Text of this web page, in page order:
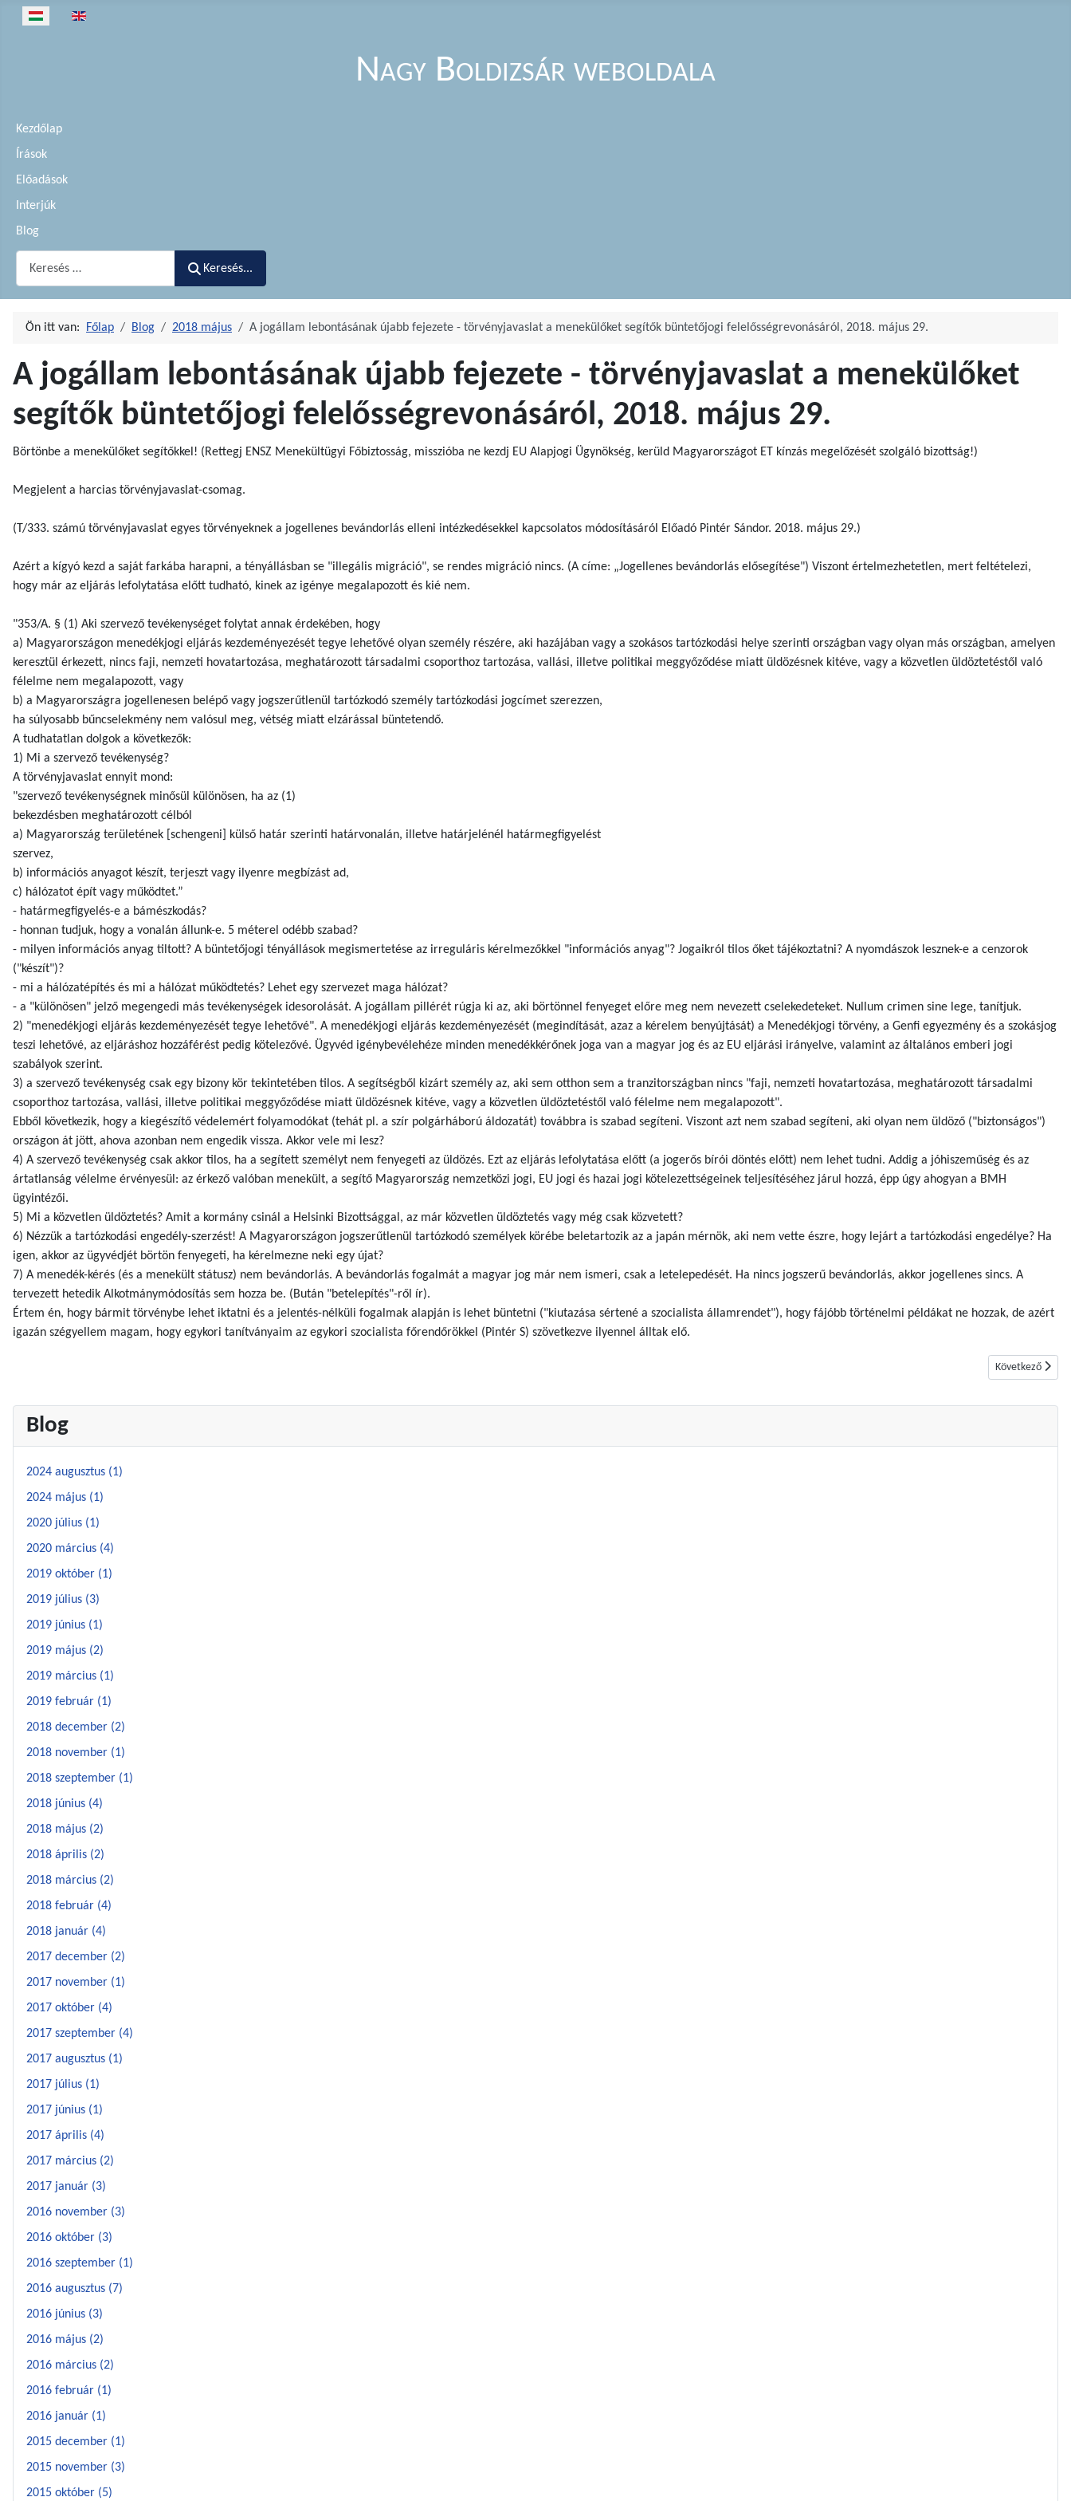
Válasszon nyelvet
Nagy Boldizsár weboldala
Kezdőlap
Írások
Előadások
Interjúk
Blog
Keresés...
Blog
2024 augusztus (1)
2024 május (1)
2020 július (1)
2020 március (4)
2019 október (1)
2019 július (3)
2019 június (1)
2019 május (2)
2019 március (1)
2019 február (1)
2018 december (2)
2018 november (1)
2018 szeptember (1)
2018 június (4)
2018 május (2)
2018 április (2)
2018 március (2)
2018 február (4)
2018 január (4)
2017 december (2)
2017 november (1)
2017 október (4)
2017 szeptember (4)
2017 augusztus (1)
2017 július (1)
2017 június (1)
2017 április (4)
2017 március (2)
2017 január (3)
2016 november (3)
2016 október (3)
2016 szeptember (1)
2016 augusztus (7)
2016 június (3)
2016 május (2)
2016 március (2)
2016 február (1)
2016 január (1)
2015 december (1)
2015 november (3)
2015 október (5)
Ön itt van: Főlap Blog 2018 május A jogállam lebontásának újabb fejezete - törvényjavaslat a menekülőket segítők büntetőjogi felelősségrevonásáról, 2018. május 29.
A jogállam lebontásának újabb fejezete - törvényjavaslat a menekülőket
segítők büntetőjogi felelősségrevonásáról, 2018. május 29.
Börtönbe a menekülőket segítőkkel! (Rettegj ENSZ Menekültügyi Főbiztosság, misszióba ne kezdj EU Alapjogi Ügynökség, kerüld Magyarországot ET kínzás megelőzését szolgáló bizottság!)
Megjelent a harcias törvényjavaslat-csomag.
(T/333. számú törvényjavaslat egyes törvényeknek a jogellenes bevándorlás elleni intézkedésekkel kapcsolatos módosításáról Előadó Pintér Sándor. 2018. május 29.)
Azért a kígyó kezd a saját farkába harapni, a tényállásban se "illegális migráció", se rendes migráció nincs. (A címe: „Jogellenes bevándorlás elősegítése") Viszont értelmezhetetlen, mert feltételezi,
hogy már az eljárás lefolytatása előtt tudható, kinek az igénye megalapozott és kié nem.
"353/A. § (1) Aki szervező tevékenységet folytat annak érdekében, hogy
a) Magyarországon menedékjogi eljárás kezdeményezését tegye lehetővé olyan személy részére, aki hazájában vagy a szokásos tartózkodási helye szerinti országban vagy olyan más országban, amelyen
keresztül érkezett, nincs faji, nemzeti hovatartozása, meghatározott társadalmi csoporthoz tartozása, vallási, illetve politikai meggyőződése miatt üldözésnek kitéve, vagy a közvetlen üldöztetéstől való
félelme nem megalapozott, vagy
b) a Magyarországra jogellenesen belépő vagy jogszerűtlenül tartózkodó személy tartózkodási jogcímet szerezzen,
ha súlyosabb bűncselekmény nem valósul meg, vétség miatt elzárással büntetendő.
A tudhatatlan dolgok a következők:
1) Mi a szervező tevékenység?
A törvényjavaslat ennyit mond:
"szervező tevékenységnek minősül különösen, ha az (1)
bekezdésben meghatározott célból
a) Magyarország területének [schengeni] külső határ szerinti határvonalán, illetve határjelénél határmegfigyelést
szervez,
b) információs anyagot készít, terjeszt vagy ilyenre megbízást ad,
c) hálózatot épít vagy működtet.”
- határmegfigyelés-e a bámészkodás?
- honnan tudjuk, hogy a vonalán állunk-e. 5 méterel odébb szabad?
- milyen információs anyag tiltott? A büntetőjogi tényállások megismertetése az irreguláris kérelmezőkkel "információs anyag"? Jogaikról tilos őket tájékoztatni? A nyomdászok lesznek-e a cenzorok
("készít")?
- mi a hálózatépítés és mi a hálózat működtetés? Lehet egy szervezet maga hálózat?
- a "különösen" jelző megengedi más tevékenységek idesorolását. A jogállam pillérét rúgja ki az, aki börtönnel fenyeget előre meg nem nevezett cselekedeteket. Nullum crimen sine lege, tanítjuk.
2) "menedékjogi eljárás kezdeményezését tegye lehetővé". A menedékjogi eljárás kezdeményezését (megindítását, azaz a kérelem benyújtását) a Menedékjogi törvény, a Genfi egyezmény és a szokásjog
teszi lehetővé, az eljáráshoz hozzáférést pedig kötelezővé. Ügyvéd igénybevélehéze minden menedékkérőnek joga van a magyar jog és az EU eljárási irányelve, valamint az általános emberi jogi
szabályok szerint.
3) a szervező tevékenység csak egy bizony kör tekintetében tilos. A segítségből kizárt személy az, aki sem otthon sem a tranzitországban nincs "faji, nemzeti hovatartozása, meghatározott társadalmi
csoporthoz tartozása, vallási, illetve politikai meggyőződése miatt üldözésnek kitéve, vagy a közvetlen üldöztetéstől való félelme nem megalapozott".
Ebből következik, hogy a kiegészítő védelemért folyamodókat (tehát pl. a szír polgárháború áldozatát) továbbra is szabad segíteni. Viszont azt nem szabad segíteni, aki olyan nem üldöző ("biztonságos")
országon át jött, ahova azonban nem engedik vissza. Akkor vele mi lesz?
4) A szervező tevékenység csak akkor tilos, ha a segített személyt nem fenyegeti az üldözés. Ezt az eljárás lefolytatása előtt (a jogerős bírói döntés előtt) nem lehet tudni. Addig a jóhiszeműség és az
ártatlanság vélelme érvényesül: az érkező valóban menekült, a segítő Magyarország nemzetközi jogi, EU jogi és hazai jogi kötelezettségeinek teljesítéséhez járul hozzá, épp úgy ahogyan a BMH
ügyintézői.
5) Mi a közvetlen üldöztetés? Amit a kormány csinál a Helsinki Bizottsággal, az már közvetlen üldöztetés vagy még csak közvetett?
6) Nézzük a tartózkodási engedély-szerzést! A Magyarországon jogszerűtlenül tartózkodó személyek körébe beletartozik az a japán mérnök, aki nem vette észre, hogy lejárt a tartózkodási engedélye? Ha
igen, akkor az ügyvédjét börtön fenyegeti, ha kérelmezne neki egy újat?
7) A menedék-kérés (és a menekült státusz) nem bevándorlás. A bevándorlás fogalmát a magyar jog már nem ismeri, csak a letelepedését. Ha nincs jogszerű bevándorlás, akkor jogellenes sincs. A
tervezett hetedik Alkotmánymódosítás sem hozza be. (Bután "betelepítés"-ről ír).
Értem én, hogy bármit törvénybe lehet iktatni és a jelentés-nélküli fogalmak alapján is lehet büntetni ("kiutazása sértené a szocialista államrendet"), hogy fájóbb történelmi példákat ne hozzak, de azért
igazán szégyellem magam, hogy egykori tanítványaim az egykori szocialista főrendőrökkel (Pintér S) szövetkezve ilyennel álltak elő.
Következő cikk:
Következő